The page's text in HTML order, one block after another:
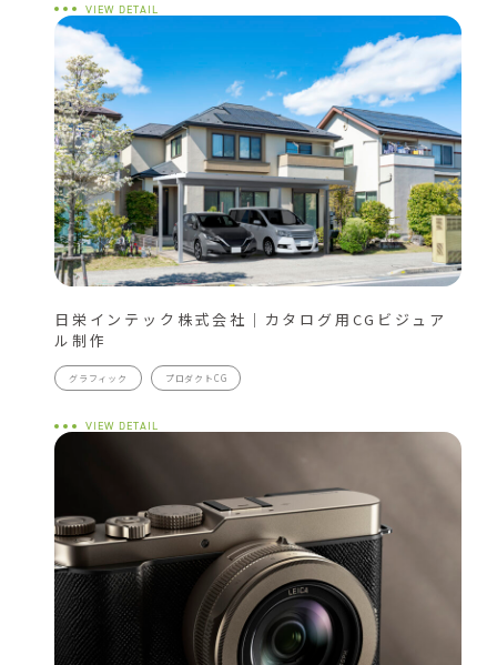
VIEW DETAIL
日栄インテック株式会社｜カタログ用CGビジュア
ル制作
グラフィック プロダクトCG
VIEW DETAIL